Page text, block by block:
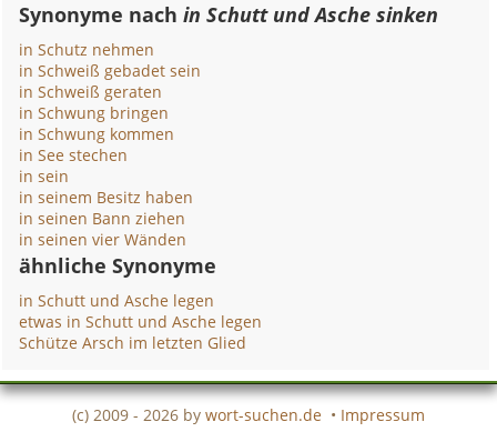
Synonyme nachin Schutt und Asche sinken
in Schutz nehmen
in Schweiß gebadet sein
in Schweiß geraten
in Schwung bringen
in Schwung kommen
in See stechen
in sein
in seinem Besitz haben
in seinen Bann ziehen
in seinen vier Wänden
ähnliche Synonyme
in Schutt und Asche legen
etwas in Schutt und Asche legen
Schütze Arsch im letzten Glied
(c) 2009 - 2026 by wort-suchen.de • Impressum